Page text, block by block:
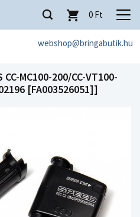
webshop@bringabutik.hu
0 Ft
CC-MC100-200/CC-VT100-
[FA003526051]]